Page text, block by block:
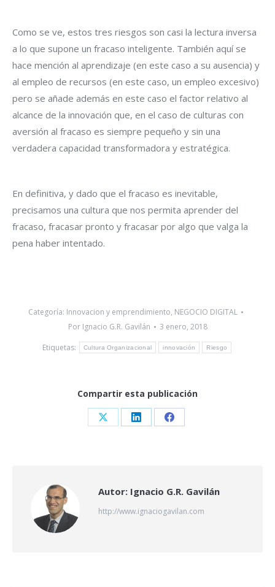
Como se ve, estos tres riesgos son casi la lectura inversa
a lo que supone un fracaso inteligente. También aquí se
hace mención al aprendizaje (en este caso a su ausencia) y
al empleo de recursos (en este caso, un empleo excesivo)
pero se añade además en este caso el factor relativo al
alcance de la innovación que, en el caso de culturas con
aversión al fracaso es siempre pequeño y sin una
verdadera capacidad transformadora y estratégica.
En definitiva, y dado que el fracaso es inevitable,
precisamos una cultura que nos permita aprender del
fracaso, fracasar pronto y fracasar por algo que valga la
pena haber intentado.
Categoría: Innovacion y emprendimiento, NEGOCIO DIGITAL
Por Ignacio G.R. Gavilán
3 enero, 2018
Etiquetas:
Cultura Organizacional innovación Riesgo
Compartir esta publicación
Share Share Share
Autor: Ignacio G.R. Gavilán
http://www.ignaciogavilan.com